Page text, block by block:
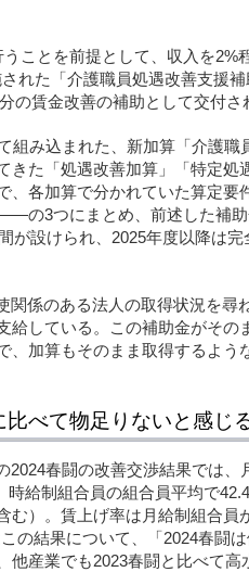
ことを前提として、収入を2%
れた「介護職員処遇改善支援
の賃金改善の補助として交付さ
組み込まれた、新加算「介護職
た「処遇改善加算」「特定処
、各加算で分かれていた算定
の3つにまとめ、前述した補助
が設けられ、2025年度以降は
関係のある法人の取得状況を尋
給している。この補助金がその
加算もそのまま取得するよう
べて物足りないと感じ
春闘の改善交渉結果では、
給制組合員の組合員平均で
む）。賃上げ率は月給制組合員
の結果について、「2024春闘は
産業でも2023春闘と比べて高